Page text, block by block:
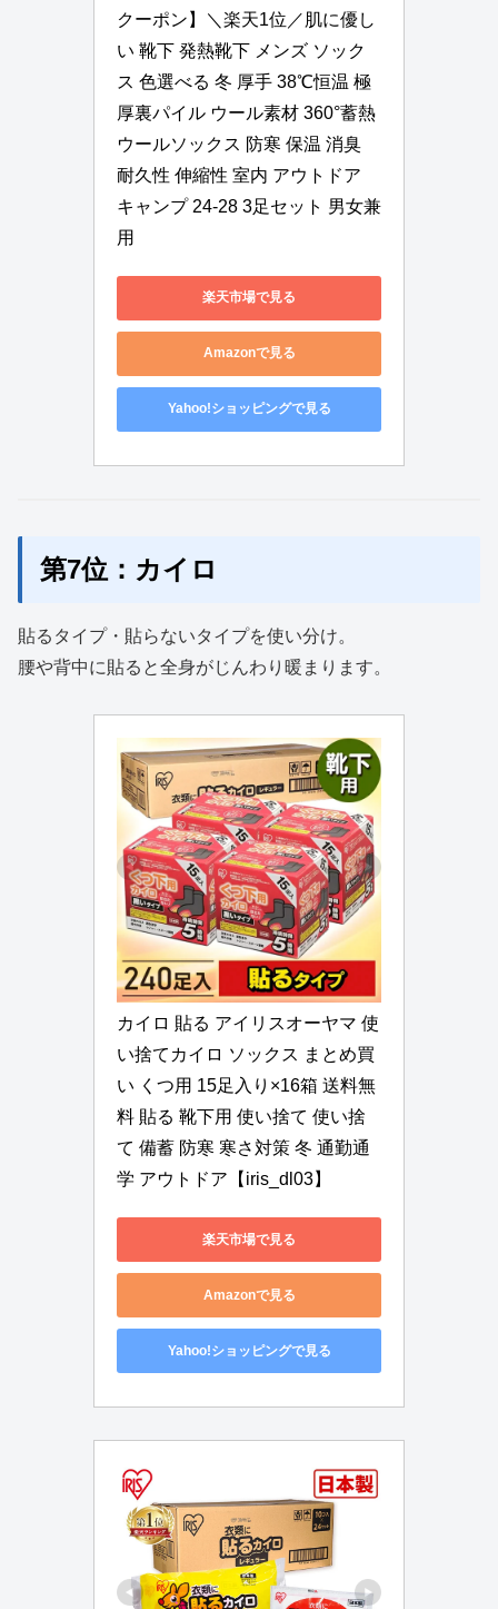
クーポン】＼楽天1位／肌に優し
い 靴下 発熱靴下 メンズ ソック
ス 色選べる 冬 厚手 38℃恒温 極
厚裏パイル ウール素材 360°蓄熱
ウールソックス 防寒 保温 消臭
耐久性 伸縮性 室内 アウトドア
キャンプ 24-28 3足セット 男女兼
用
楽天市場で見る
Amazonで見る
Yahoo!ショッピングで見る
第7位：カイロ
貼るタイプ・貼らないタイプを使い分け。
腰や背中に貼ると全身がじんわり暖まります。
カイロ 貼る アイリスオーヤマ 使
い捨てカイロ ソックス まとめ買
い くつ用 15足入り×16箱 送料無
料 貼る 靴下用 使い捨て 使い捨
て 備蓄 防寒 寒さ対策 冬 通勤通
学 アウトドア【iris_dl03】
楽天市場で見る
Amazonで見る
Yahoo!ショッピングで見る